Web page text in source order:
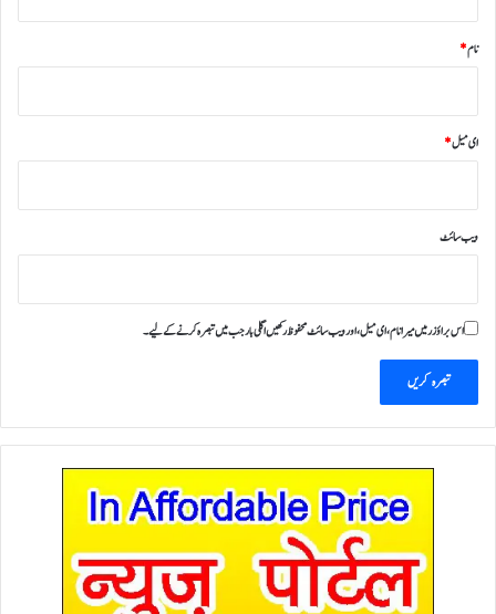
نام*
ای میل*
ویب‌ سائٹ
اس براؤزر میں میرا نام، ای میل، اور ویب سائٹ محفوظ رکھیں اگلی بار جب میں تبصرہ کرنے کےلیے۔